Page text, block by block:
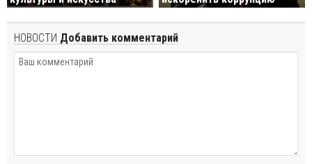
НОВОСТИ Добавить комментарий